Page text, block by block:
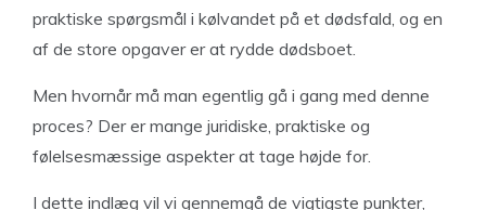
praktiske spørgsmål i kølvandet på et dødsfald, og en
af de store opgaver er at rydde dødsboet.
Men hvornår må man egentlig gå i gang med denne
proces? Der er mange juridiske, praktiske og
følelsesmæssige aspekter at tage højde for.
I dette indlæg vil vi gennemgå de vigtigste punkter,